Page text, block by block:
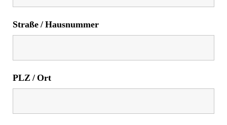
Straße / Hausnummer
PLZ / Ort